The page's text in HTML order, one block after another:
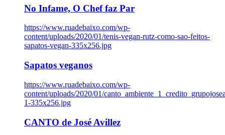
No Infame, O Chef faz Par
https://www.ruadebaixo.com/wp-
content/uploads/2020/01/tenis-vegan-rutz-como-sao-feitos-
sapatos-vegan-335x256.jpg
Sapatos veganos
https://www.ruadebaixo.com/wp-
content/uploads/2020/01/
1-335x256.jpg
CANTO de José Avillez